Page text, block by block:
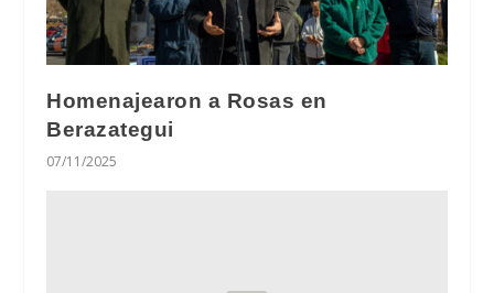
Homenajearon a Rosas en
Berazategui
07/11/2025